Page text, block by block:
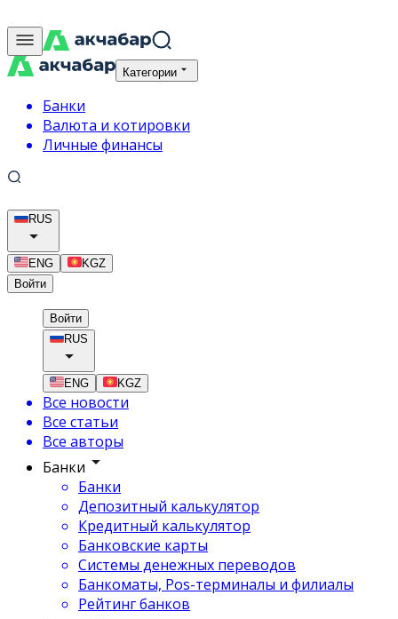
Категории
Банки
Валюта и котировки
Личные финансы
RUS
ENG
KGZ
Войти
Войти
RUS
ENG KGZ
Все новости
Все статьи
Все авторы
Банки
Банки
Депозитный калькулятор
Кредитный калькулятор
Банковские карты
Системы денежных переводов
Банкоматы, Pos-терминалы и филиалы
Рейтинг банков